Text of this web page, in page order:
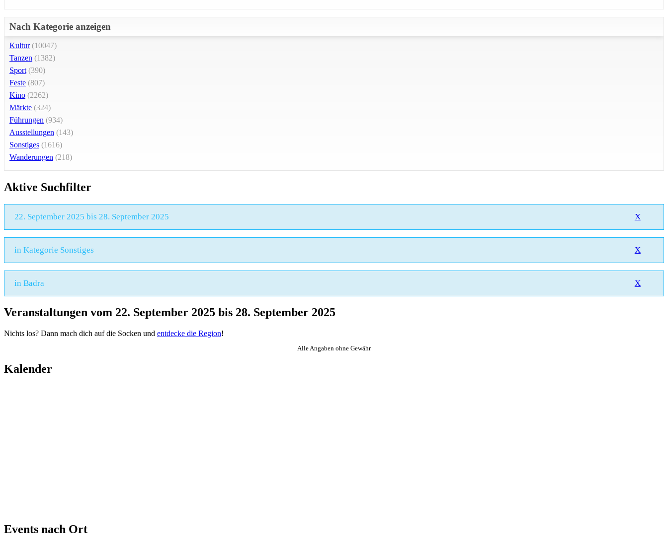
Nach Kategorie anzeigen
Kultur(10047)
Tanzen (1382)
Sport (390)
Feste (807)
Kino (2262)
Märkte (324)
Führungen (934)
Ausstellungen (143)
Sonstiges (1616)
Wanderungen (218)
Aktive Suchfilter
22. September 2025 bis 28. September 2025 X
in Kategorie Sonstiges X
in Badra X
Veranstaltungen vom 22. September 2025 bis 28. September 2025
Nichts los? Dann mach dich auf die Socken und entdecke die Region!
Alle Angaben ohne Gewähr
Kalender
Events nach Ort